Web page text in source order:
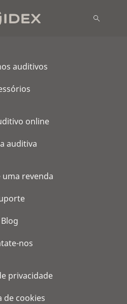
auditivos
online
auditiva
uma revenda
Blog
nos
privacidade
de cookies